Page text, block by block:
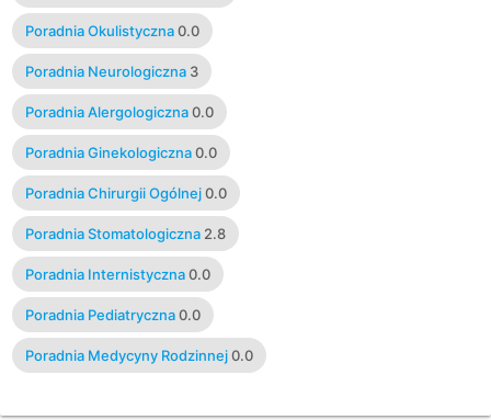
Poradnia Okulistyczna 0.0
Poradnia Neurologiczna 3
Poradnia Alergologiczna 0.0
Poradnia Ginekologiczna 0.0
Poradnia Chirurgii Ogólnej 0.0
Poradnia Stomatologiczna 2.8
Poradnia Internistyczna 0.0
Poradnia Pediatryczna 0.0
Poradnia Medycyny Rodzinnej 0.0